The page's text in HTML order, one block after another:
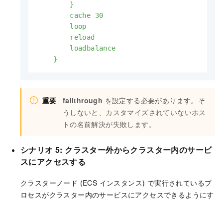
        }
        cache 30
        loop
        reload
        loadbalance
    }
重要 fallthrough を設定する必要があります。そ
うしないと、カスタマイズされていないホス
トの名前解決が失敗します。
シナリオ 5: クラスター外からクラスター内のサービ
スにアクセスする
クラスターノード (ECS インスタンス) で実行されているプ
ロセスがクラスター内のサービスにアクセスできるようにす